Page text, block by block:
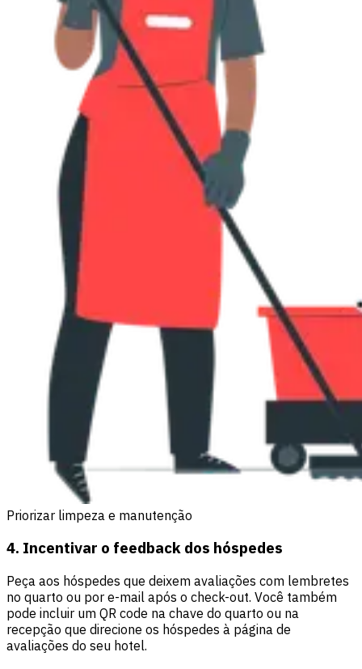
Priorizar limpeza e manutenção
4. Incentivar o feedback dos hóspedes
Peça aos hóspedes que deixem avaliações com lembretes
no quarto ou por e-mail após o check-out. Você também
pode incluir um QR code na chave do quarto ou na
recepção que direcione os hóspedes à página de
avaliações do seu hotel.